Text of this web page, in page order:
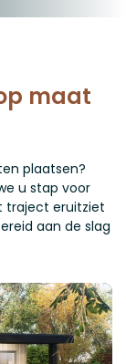
maat
plaatsen?
u stap voor
traject eruitziet
aan de slag